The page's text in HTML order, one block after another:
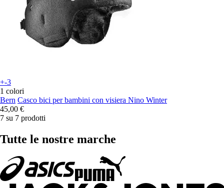
+-3
1 colori
Bern Casco bici per bambini con visiera Nino Winter
45,00 €
7 su 7 prodotti
Tutte le nostre marche